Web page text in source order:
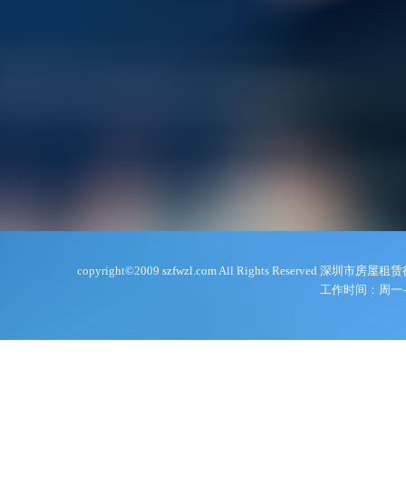
copyright©2009 szfwzl.com All Rights Reserved 深圳市房屋租
工作时间：周一